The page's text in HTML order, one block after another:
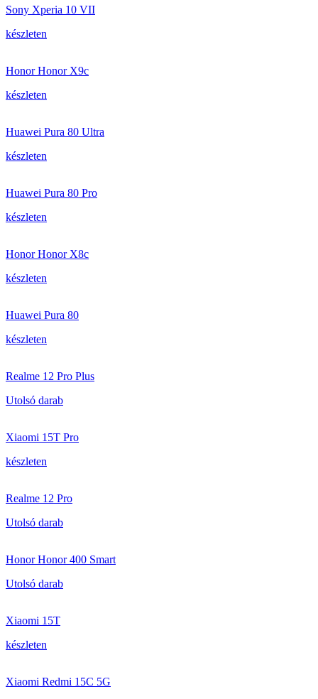
Sony Xperia 10 VII
készleten
Honor Honor X9c
készleten
Huawei Pura 80 Ultra
készleten
Huawei Pura 80 Pro
készleten
Honor Honor X8c
készleten
Huawei Pura 80
készleten
Realme 12 Pro Plus
Utolsó darab
Xiaomi 15T Pro
készleten
Realme 12 Pro
Utolsó darab
Honor Honor 400 Smart
Utolsó darab
Xiaomi 15T
készleten
Xiaomi Redmi 15C 5G